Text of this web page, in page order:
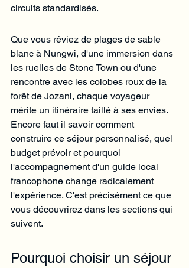
circuits standardisés.
Que vous rêviez de plages de sable
blanc à Nungwi, d'une immersion dans
les ruelles de Stone Town ou d'une
rencontre avec les colobes roux de la
forêt de Jozani, chaque voyageur
mérite un itinéraire taillé à ses envies.
Encore faut il savoir comment
construire ce séjour personnalisé, quel
budget prévoir et pourquoi
l'accompagnement d'un guide local
francophone change radicalement
l'expérience. C'est précisément ce que
vous découvrirez dans les sections qui
suivent.
Pourquoi choisir un séjour